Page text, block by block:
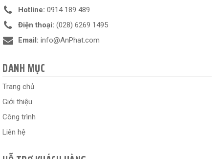
Hotline: 0914 189 489
Điện thoại: (028) 6269 1495
Email: info@AnPhat.com
DANH MỤC
Trang chủ
Giới thiệu
Công trình
Liên hệ